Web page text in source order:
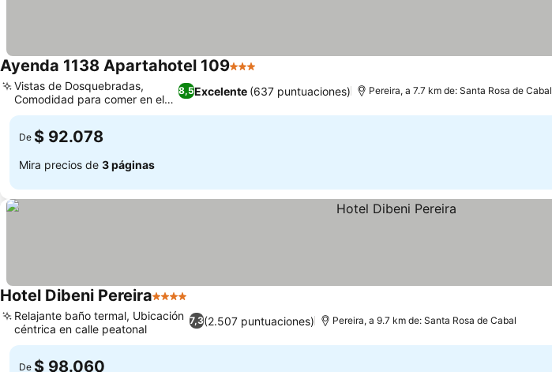
Ayenda 1138 Apartahotel 1093 Estrellas
8,5Excelente (637 puntuaciones)
Vistas de Dosquebradas,
Comodidad para comer en el
hotel
Pereira, a 7.7 km de: Santa Rosa de Cabal
De $ 92.078
Mira precios de 3 páginas
Hotel Dibeni Pereira4 Estrellas
7,3(2.507 puntuaciones)
Relajante baño termal, Ubicación
céntrica en calle peatonal
Pereira, a 9.7 km de: Santa Rosa de Cabal
De $ 98.060